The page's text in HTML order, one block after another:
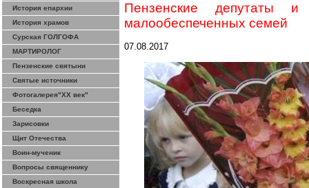
История епархии
История храмов
Сурская ГОЛГОФА
МАРТИРОЛОГ
Пензенские святыни
Святые источники
Фотогалерея"ХХ век"
Беседка
Зарисовки
Щит Отечества
Воин-мученик
Вопросы священнику
Воскресная школа
Пензенские депутаты
малообеспеченных семей
07.08.2017